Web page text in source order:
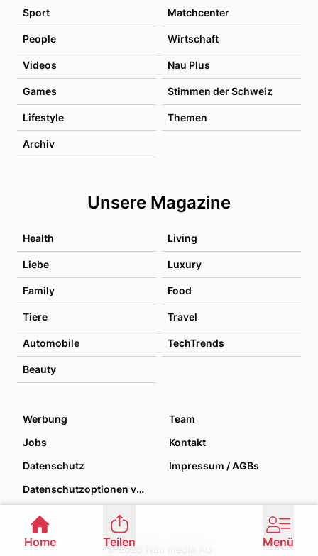
Sport Matchcenter
People Wirtschaft
Videos Nau Plus
Games Stimmen der Schweiz
Lifestyle Themen
Archiv
Unsere Magazine
Health Living
Liebe Luxury
Family Food
Tiere Travel
Automobile TechTrends
Beauty
Werbung
Team
Jobs
Kontakt
Datenschutz
Impressum / AGBs
Datenschutzoptionen verwalten
© 2026 Nau media AG
Home Teilen Menü